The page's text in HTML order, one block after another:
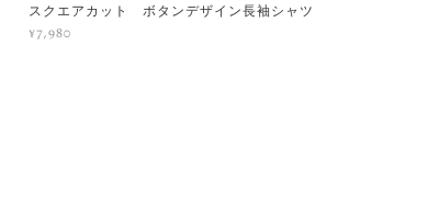
スクエアカット ボタンデザイン長袖シャツ
¥7,980